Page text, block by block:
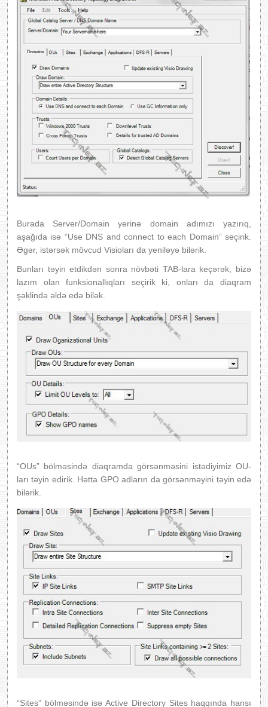
Burada Server/Domain yerinə domain adımızı yazırıq,
aşağıda isə “Use DNS and connect to each Domain” seçirik.
Əgər, istərsək mövcud Visioları da yeniləyə bilərik.
Bunları təyin etdikdən sonra növbəti TAB-lara keçərək, bizə
lazım olan funksionallıqları seçirik ki, onları da diaqram
şəklində əldə edə bilək.
“OUs” bölməsində diaqramda görsənməsini istədiyimiz OU-
ları təyin edirik. Hətta GPO adların da görsənməyini təyin edə
bilərik.
“Sites” bölməsində isə Active Directory Sites haqqında hansı